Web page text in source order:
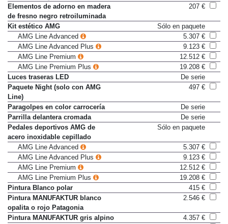
de fresno negro
Elementos de adorno en madera
de fresno negro retroiluminada
Kit estético AMG
Sólo en paquete
AMG Line Advanced
5.307 €
AMG Line Advanced Plus
9.123 €
AMG Line Premium
12.512 €
AMG Line Premium Plus
19.208 €
Luces traseras LED
De serie
Paquete Night (solo con AMG
Line)
Paragolpes en color carrocería
De serie
Parrilla delantera cromada
De serie
Pedales deportivos AMG de
acero inoxidable cepillado
AMG Line Advanced
5.307 €
AMG Line Advanced Plus
9.123 €
AMG Line Premium
12.512 €
AMG Line Premium Plus
19.208 €
Pintura Blanco polar
415 €
Pintura MANUFAKTUR blanco
opalita o rojo Patagonia